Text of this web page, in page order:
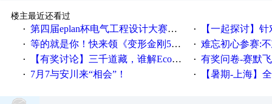
楼主最近还看过
· 第四届eplan杯电气工程设计大赛报名啦！！！ · 【一起探讨】针对机床业的
· 等的就是你！快来领《变形金刚5》观影券 · 难忘初心参赛:
· 【有奖讨论】三千道藏，谁解EcoStruxureMA领域之谜？ · 有奖问卷-赛默飞精细
· 7月7与安川来“相会”！ · 【暑期-上海】全国工业